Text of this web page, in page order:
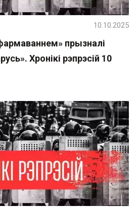
прызналі
Хронікі рэпрэсій 10
10.10.2025